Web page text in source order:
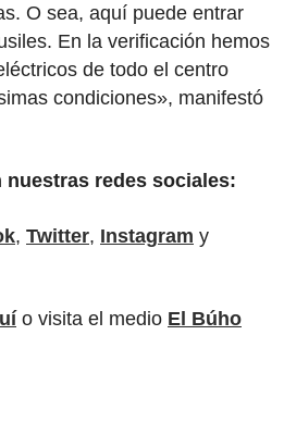
O sea, aquí puede entrar
En la verificación hemos
de todo el centro
condiciones», manifestó
nuestras redes sociales:
, Twitter, Instagram y
o visita el medio El Búho